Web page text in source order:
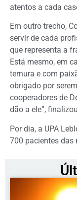
atentos a cada
Em outro trecho,
servir de cada
que representa a
Está mesmo, em
ternura e com
obrigado por
cooperadores de
dão a ele”,
Por dia, a UPA
700 pacientes das